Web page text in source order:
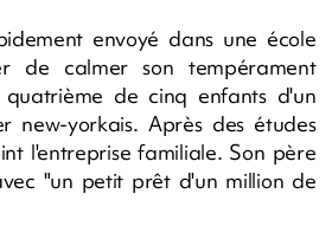
envoyé dans une école
de calmer son tempérament
de cinq enfants d'un
new-yorkais. Après des études
l'entreprise familiale. Son père
"un petit prêt d'un million de